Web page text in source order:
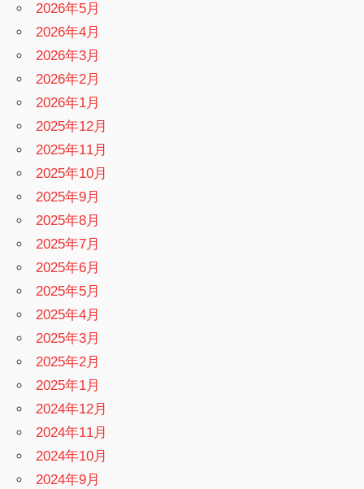
2026年5月
2026年4月
2026年3月
2026年2月
2026年1月
2025年12月
2025年11月
2025年10月
2025年9月
2025年8月
2025年7月
2025年6月
2025年5月
2025年4月
2025年3月
2025年2月
2025年1月
2024年12月
2024年11月
2024年10月
2024年9月